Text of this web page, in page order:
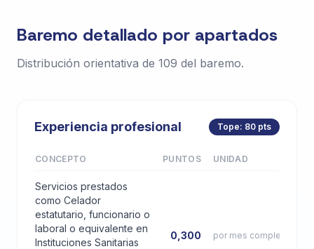
Baremo detallado por apartados
Distribución orientativa de 109 del baremo.
Experiencia profesional Tope: 80 pts
CONCEPTO PUNTOS UNIDAD
Servicios prestados
como Celador
estatutario, funcionario o
laboral o equivalente en
Instituciones Sanitarias
0,300 por mes completo